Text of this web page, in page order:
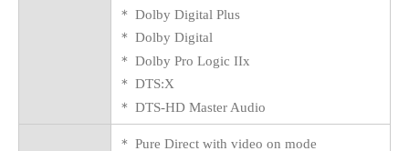
＊ Dolby Digital Plus
＊ Dolby Digital
＊ Dolby Pro Logic IIx
＊ DTS:X
＊ DTS-HD Master Audio
＊ Pure Direct with video on mode